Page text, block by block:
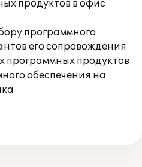
продуктов в офис
программного
его сопровождения
продуктов
обеспечения на